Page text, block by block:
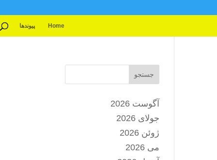
Home پیوندها
جستجو
آگوست 2026
جولای 2026
ژوئن 2026
می 2026